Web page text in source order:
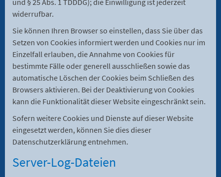
widerrufbar.
Sie können Ihren Browser so einstellen, dass Sie über das
Setzen von Cookies informiert werden und Cookies nur im
Einzelfall erlauben, die Annahme von Cookies für
bestimmte Fälle oder generell ausschließen sowie das
automatische Löschen der Cookies beim Schließen des
Browsers aktivieren. Bei der Deaktivierung von Cookies
kann die Funktionalität dieser Website eingeschränkt sein.
Sofern weitere Cookies und Dienste auf dieser Website
eingesetzt werden, können Sie dies dieser
Datenschutzerklärung entnehmen.
Server-Log-Dateien